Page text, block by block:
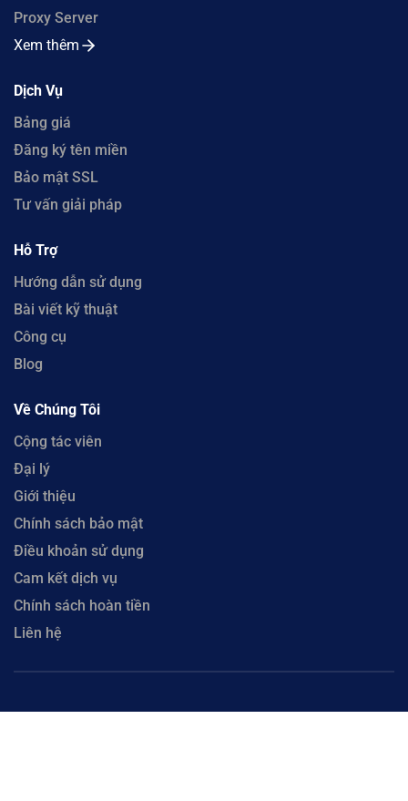
Proxy Server
Xem thêm
Dịch Vụ
Bảng giá
Đăng ký tên miền
Bảo mật SSL
Tư vấn giải pháp
Hỗ Trợ
Hướng dẫn sử dụng
Bài viết kỹ thuật
Công cụ
Blog
Về Chúng Tôi
Cộng tác viên
Đại lý
Giới thiệu
Chính sách bảo mật
Điều khoản sử dụng
Cam kết dịch vụ
Chính sách hoàn tiền
Liên hệ